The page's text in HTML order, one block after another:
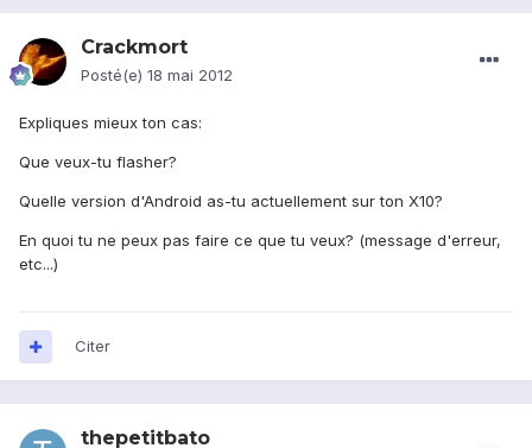
Crackmort
Posté(e) 18 mai 2012
Expliques mieux ton cas:
Que veux-tu flasher?
Quelle version d'Android as-tu actuellement sur ton X10?
En quoi tu ne peux pas faire ce que tu veux? (message d'erreur,
etc...)
Citer
thepetitbato